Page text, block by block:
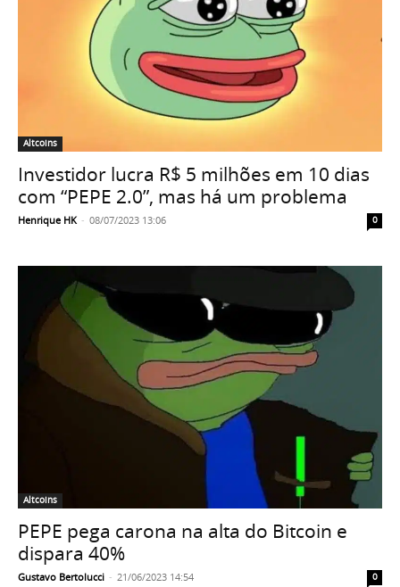
Altcoins
Investidor lucra R$ 5 milhões em 10 dias
com “PEPE 2.0”, mas há um problema
Henrique HK - 08/07/2023 13:06 0
Altcoins
PEPE pega carona na alta do Bitcoin e
dispara 40%
Gustavo Bertolucci - 21/06/2023 14:54 0